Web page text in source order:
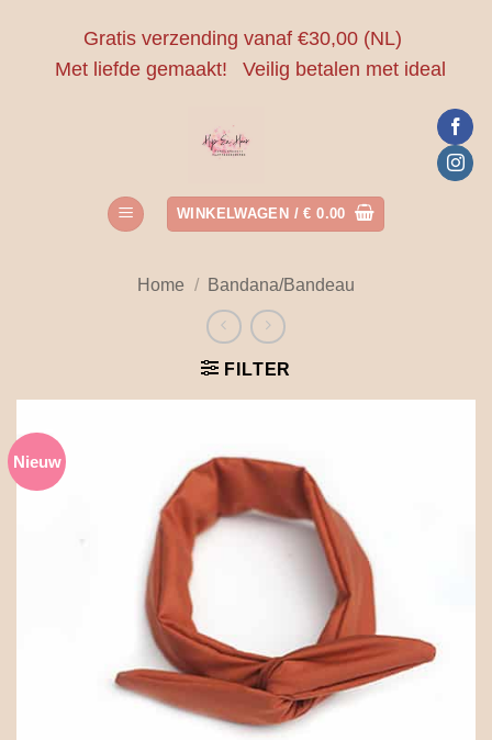
Gratis verzending vanaf €30,00 (NL)
Met liefde gemaakt!
Veilig betalen met ideal
WINKELWAGEN /€ 0.00
Home / Bandana/Bandeau
FILTER
Nieuw